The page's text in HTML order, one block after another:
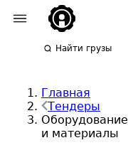
Найти грузы
Главная
Тендеры
Оборудование
и материалы